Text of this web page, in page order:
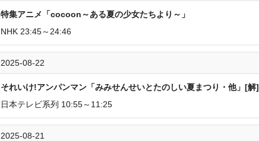
特集アニメ「cocoon～ある夏の少女たちより～」
NHK 23:45～24:46
2025-08-22
それいけ!アンパンマン「みみせんせいとたのしい夏まつり・他」[解]
日本テレビ系列 10:55～11:25
2025-08-21